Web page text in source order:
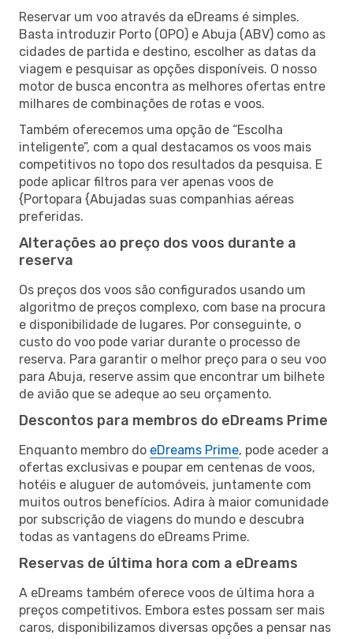
Reservar um voo através da eDreams é simples.
Basta introduzir Porto (OPO) e Abuja (ABV) como as
cidades de partida e destino, escolher as datas da
viagem e pesquisar as opções disponíveis. O nosso
motor de busca encontra as melhores ofertas entre
milhares de combinações de rotas e voos.
Também oferecemos uma opção de “Escolha
inteligente”, com a qual destacamos os voos mais
competitivos no topo dos resultados da pesquisa. E
pode aplicar filtros para ver apenas voos de
{Portopara {Abujadas suas companhias aéreas
preferidas.
Alterações ao preço dos voos durante a
reserva
Os preços dos voos são configurados usando um
algoritmo de preços complexo, com base na procura
e disponibilidade de lugares. Por conseguinte, o
custo do voo pode variar durante o processo de
reserva. Para garantir o melhor preço para o seu voo
para Abuja, reserve assim que encontrar um bilhete
de avião que se adeque ao seu orçamento.
Descontos para membros do eDreams Prime
Enquanto membro do eDreams Prime, pode aceder a
ofertas exclusivas e poupar em centenas de voos,
hotéis e aluguer de automóveis, juntamente com
muitos outros benefícios. Adira à maior comunidade
por subscrição de viagens do mundo e descubra
todas as vantagens do eDreams Prime.
Reservas de última hora com a eDreams
A eDreams também oferece voos de última hora a
preços competitivos. Embora estes possam ser mais
caros, disponibilizamos diversas opções a pensar nas